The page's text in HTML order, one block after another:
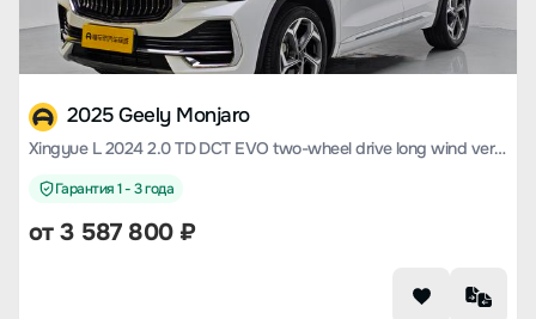
2025 Geely Monjaro
Xingyue L 2024 2.0 TD DCT EVO two-wheel drive long wind version
Гарантия 1 - 3 года
от3 587 800₽